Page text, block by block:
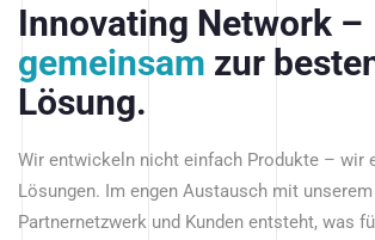
Innovating Network –
gemeinsam zur
Lösung.
Wir entwickeln nicht einfach Produkte – wir
Lösungen. Im engen Austausch mit
Partnernetzwerk und Kunden entsteht, was